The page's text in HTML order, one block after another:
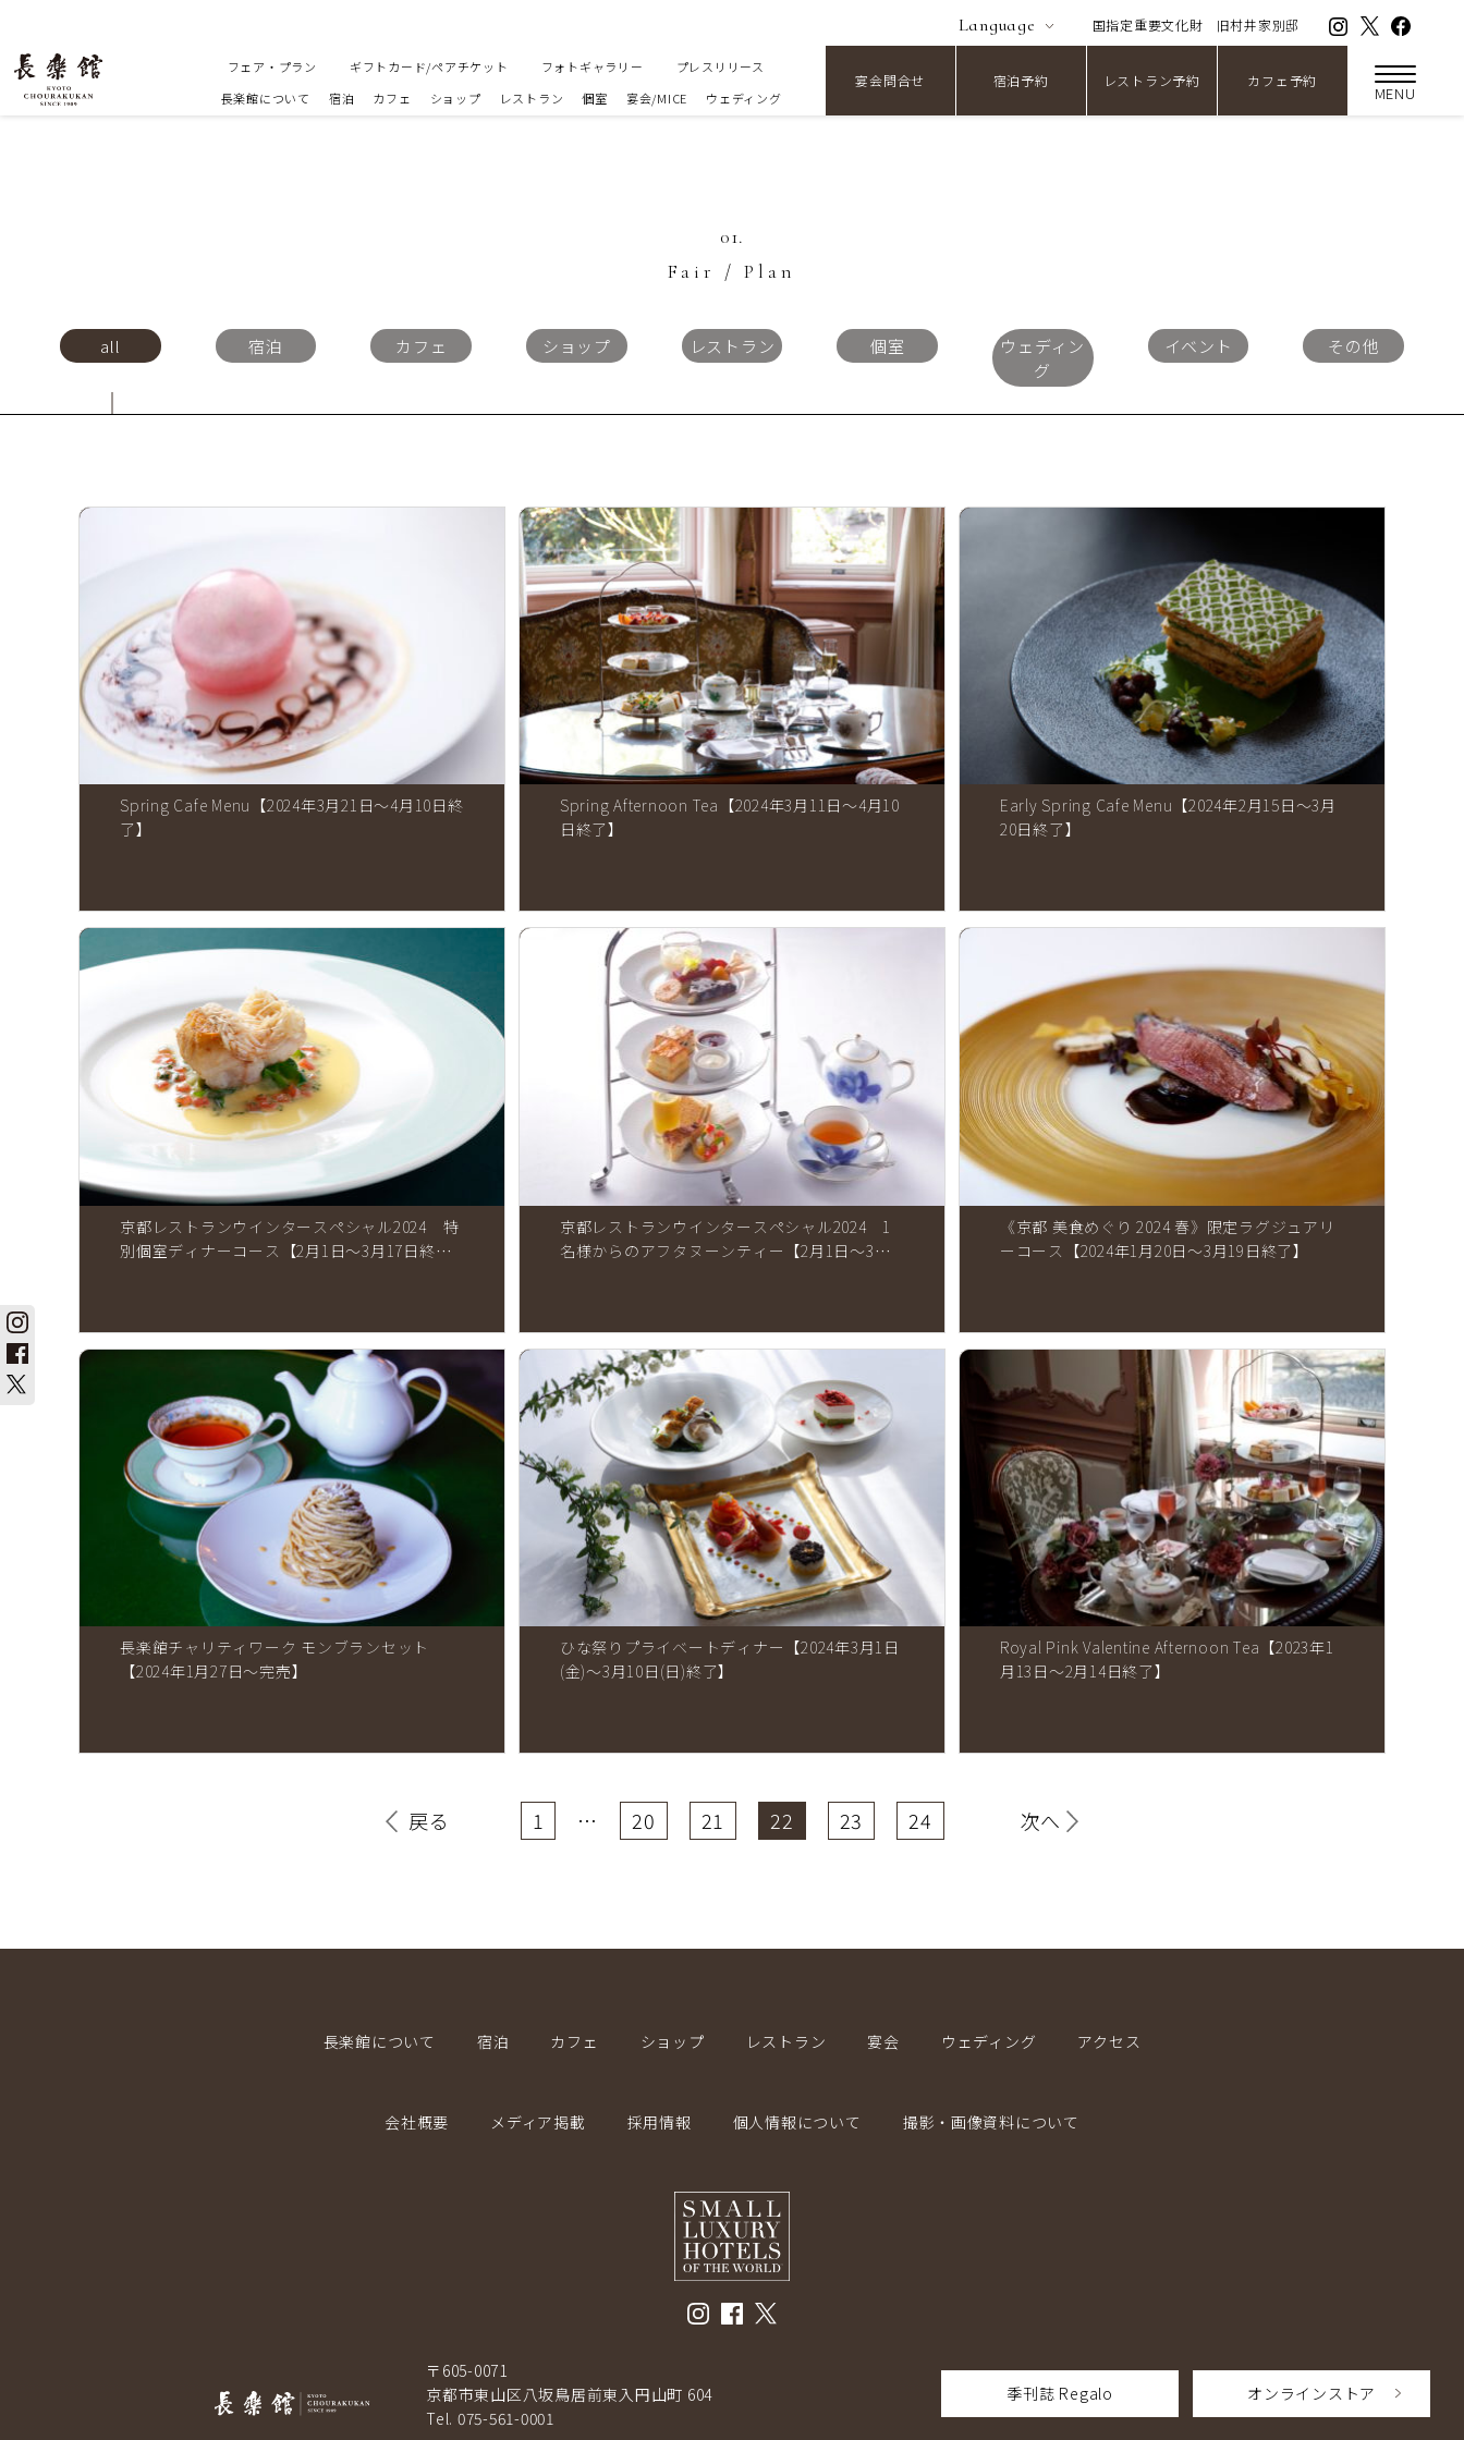
Language 国指定重要文化財 旧村井家別邸
フェア・プラン ギフトカード/ペアチケット フォトギャラリー
プレスリリース
長楽館について
宿泊 カフェ ショップ レストラン 個室 宴会/MICE ウェディング
宴会問合せ 宿泊予約 レストラン予約 カフェ予約
MENU
01.
Fair / Plan
all 宿泊 カフェ ショップ レストラン 個室
ウェディン
グ
イベント その他
Spring Cafe Menu【2024年3月21日～4月10日終
了】
Spring Afternoon Tea【2024年3月11日～4月10
日終了】
Early Spring Cafe Menu【2024年2月15日～3月
20日終了】
京都レストランウインタースペシャル2024 特
別個室ディナーコース【2月1日～3月17日終
京都レストランウインタースペシャル2024 1
名様からのアフタヌーンティー【2月1日～3月
《京都 美食めぐり 2024 春》限定ラグジュアリ
ーコース【2024年1月20日～3月19日終了】
長楽館チャリティワーク モンブランセット
【2024年1月27日〜完売】
ひな祭りプライベートディナー【2024年3月1日
(金)～3月10日(日)終了】
Royal Pink Valentine Afternoon Tea【2023年1
月13日～2月14日終了】
戻る 1 … 20 21 22 23 24 次へ
長楽館について 宿泊 カフェ ショップ レストラン 宴会 ウェディング アクセス
会社概要 メディア掲載 採用情報 個人情報について 撮影・画像資料について
〒605-0071
京都市東山区八坂鳥居前東入円山町 604
Tel. 075-561-0001
季刊誌 Regalo オンラインストア